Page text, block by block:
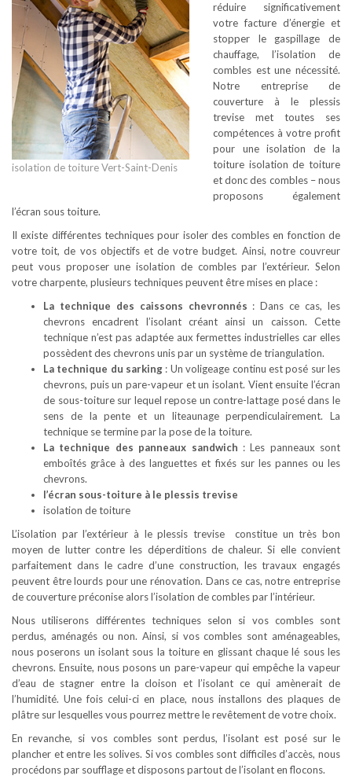
isolation de toiture Vert-Saint-Denis
réduire significativement
votre facture d’énergie et
stopper le gaspillage de
chauffage, l’isolation de
combles est une nécessité.
Notre entreprise de
couverture à le plessis
trevise met toutes ses
compétences à votre profit
pour une isolation de la
toiture isolation de toiture
et donc des combles – nous
proposons également
l’écran sous toiture.
Il existe différentes techniques pour isoler des combles en fonction de
votre toit, de vos objectifs et de votre budget. Ainsi, notre couvreur
peut vous proposer une isolation de combles par l’extérieur. Selon
votre charpente, plusieurs techniques peuvent être mises en place :
La technique des caissons chevronnés : Dans ce cas, les
chevrons encadrent l’isolant créant ainsi un caisson. Cette
technique n’est pas adaptée aux fermettes industrielles car elles
possèdent des chevrons unis par un système de triangulation.
La technique du sarking : Un voligeage continu est posé sur les
chevrons, puis un pare-vapeur et un isolant. Vient ensuite l’écran
de sous-toiture sur lequel repose un contre-lattage posé dans le
sens de la pente et un liteaunage perpendiculairement. La
technique se termine par la pose de la toiture.
La technique des panneaux sandwich : Les panneaux sont
emboîtés grâce à des languettes et fixés sur les pannes ou les
chevrons.
l’écran sous-toiture à le plessis trevise
isolation de toiture
L’isolation par l’extérieur à le plessis trevise constitue un très bon
moyen de lutter contre les déperditions de chaleur. Si elle convient
parfaitement dans le cadre d’une construction, les travaux engagés
peuvent être lourds pour une rénovation. Dans ce cas, notre entreprise
de couverture préconise alors l’isolation de combles par l’intérieur.
Nous utiliserons différentes techniques selon si vos combles sont
perdus, aménagés ou non. Ainsi, si vos combles sont aménageables,
nous poserons un isolant sous la toiture en glissant chaque lé sous les
chevrons. Ensuite, nous posons un pare-vapeur qui empêche la vapeur
d’eau de stagner entre la cloison et l’isolant ce qui amènerait de
l’humidité. Une fois celui-ci en place, nous installons des plaques de
plâtre sur lesquelles vous pourrez mettre le revêtement de votre choix.
En revanche, si vos combles sont perdus, l’isolant est posé sur le
plancher et entre les solives. Si vos combles sont difficiles d’accès, nous
procédons par soufflage et disposons partout de l’isolant en flocons.